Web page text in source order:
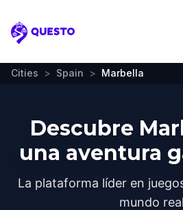
Questo
Cities > Spain > Marbella
Descubre
una aventura
La plataforma líder en
mundo